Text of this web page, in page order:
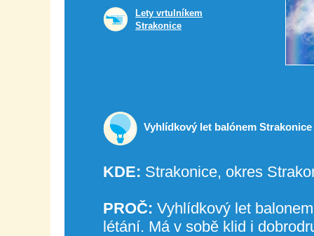
Lety vrtulníkem
Strakonice
Vyhlídkový let balónem Strakonice
KDE: Strakonice, okres
PROČ: Vyhlídkový let
létání. Má v sobě klid i